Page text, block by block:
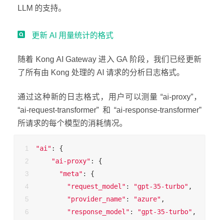
LLM 的支持。
更新 AI 用量统计的格式
随着 Kong AI Gateway 进入 GA 阶段，我们已经更新
了所有由 Kong 处理的 AI 请求的分析日志格式。
通过这种新的日志格式，用户可以测量 “ai-proxy”，
“ai-request-transformer”和“ai-response-transformer”
所请求的每个模型的消耗情况。
"ai" : {
"ai-proxy" : {
"meta" : {
"request_model" : "gpt-35-turbo" ,
"provider_name" : "azure" ,
"response_model" : "gpt-35-turbo" ,